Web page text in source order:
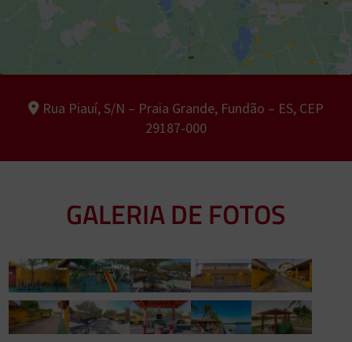
Rua Piauí, S/N – Praia Grande, Fundão – ES, CEP
29187-000
GALERIA DE FOTOS